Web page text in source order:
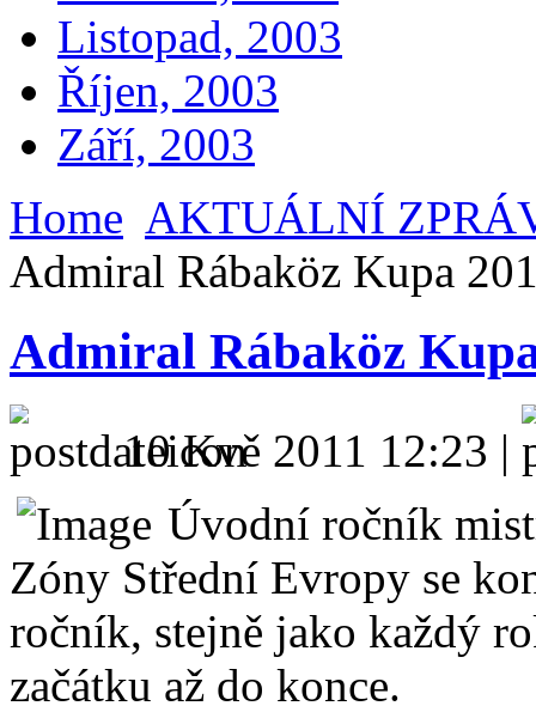
Listopad, 2003
Říjen, 2003
Září, 2003
Home AKTUÁLNÍ
Admiral Rábaköz Kupa
Admiral Rábaköz
10 Kvě 2011 12:23 |
Úvodní ročník
Zóny Střední Evropy se
ročník, stejně jako každý
začátku až do konce.